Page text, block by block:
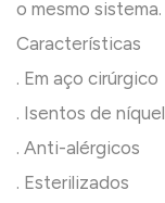
o mesmo sistema.
Características
. Em aço cirúrgico
. Isentos de níquel
. Anti-alérgicos
. Esterilizados